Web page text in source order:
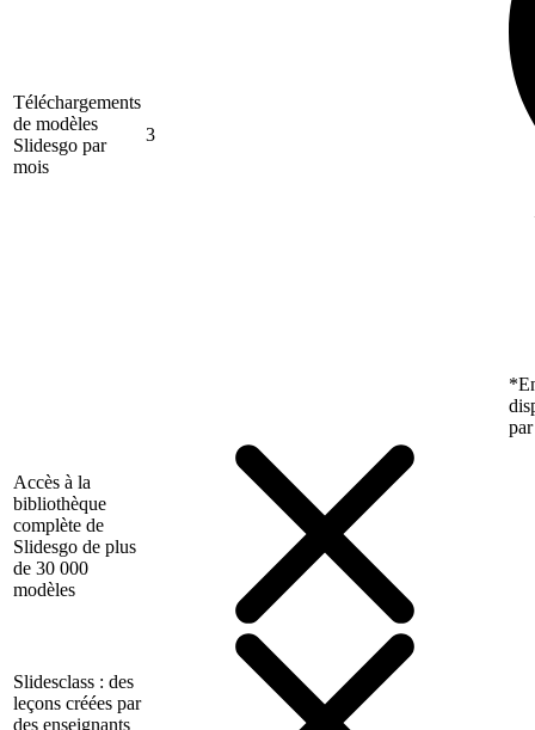
Téléchargements
de modèles
Slidesgo par
mois
3
Accès à la
bibliothèque
complète de
Slidesgo de plus
de 30 000
modèles
Slidesclass : des
leçons créées par
des enseignants